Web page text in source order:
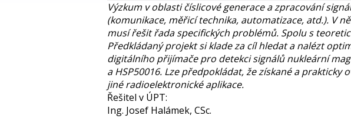
Výzkum v oblasti číslicové generace a zpracování
(komunikace, měřicí technika, automatizace, atd.). V
musí řešit řada specifických problémů. Spolu s
Předkládaný projekt si klade za cíl hledat a nalézt
digitálního přijímače pro detekci signálů nukleární
a HSP50016. Lze předpokládat, že získané a
jiné radioelektronické aplikace.
Řešitel v ÚPT:
Ing. Josef Halámek, CSc.